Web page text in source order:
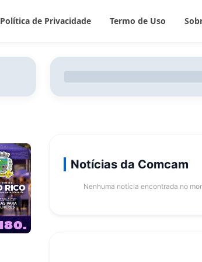
Política de Privacidade Termo de Uso
Notícias da Comcam
Nenhuma notícia encontrada no